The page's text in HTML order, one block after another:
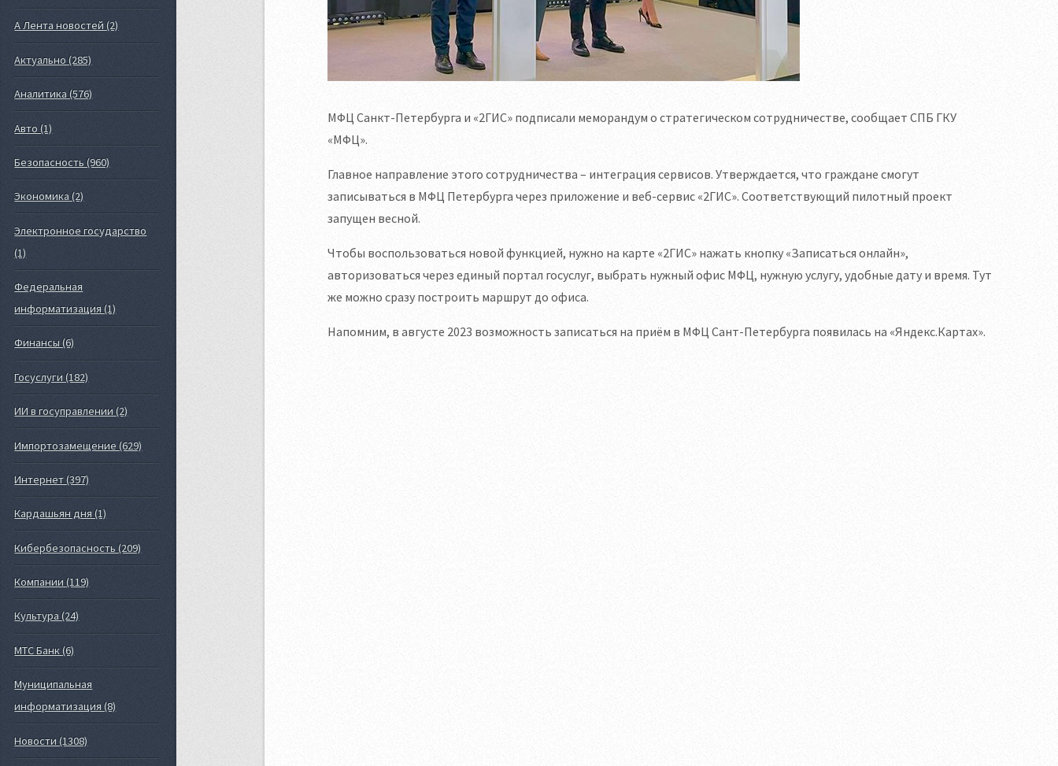
А Лента новостей (2)
Актуально (285)
Аналитика (576)
Авто (1)
Безопасность (960)
Экономика (2)
Электронное государство
(1)
Федеральная
информатизация (1)
Финансы (6)
Госуслуги (182)
ИИ в госуправлении (2)
Импортозамещение (629)
Интернет (397)
Кардашьян дня (1)
Кибербезопасность (209)
Компании (119)
Культура (24)
МТС Банк (6)
Муниципальная
информатизация (8)
Новости (1308)
МФЦ Санкт-Петербурга и «2ГИС» подписали меморандум о стратегическом сотрудничестве, сообщает СПБ ГКУ
«МФЦ».
Главное направление этого сотрудничества – интеграция сервисов. Утверждается, что граждане смогут
записываться в МФЦ Петербурга через приложение и веб-сервис «2ГИС». Соответствующий пилотный проект
запущен весной.
Чтобы воспользоваться новой функцией, нужно на карте «2ГИС» нажать кнопку «Записаться онлайн»,
авторизоваться через единый портал госуслуг, выбрать нужный офис МФЦ, нужную услугу, удобные дату и время. Тут
же можно сразу построить маршрут до офиса.
Напомним, в августе 2023 возможность записаться на приём в МФЦ Сант-Петербурга появилась на «Яндекс.Картах».